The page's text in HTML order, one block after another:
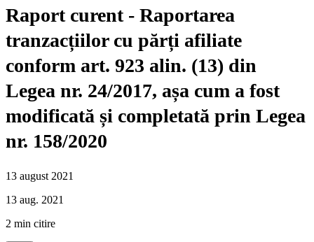
Raport curent - Raportarea
tranzacțiilor cu părți afiliate
conform art. 923 alin. (13) din
Legea nr. 24/2017, așa cum a fost
modificată și completată prin Legea
nr. 158/2020
13 august 2021
13 aug. 2021
2 min citire